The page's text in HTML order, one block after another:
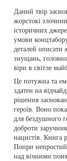
Даний твір
жорстокі
історичних
умови
деталей описати
знущань,
віри в світле
Це потужна та
здатен на
рішення
героїв. Воно
для бездушного
доброти
нацистів. Книга
Попри непростий
над вічними